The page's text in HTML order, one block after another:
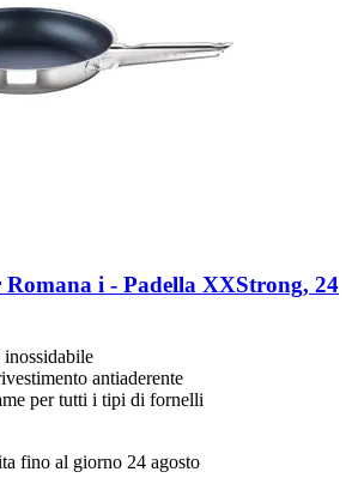
Romana i -​ Padella XXStrong, 24
antiaderente
per tutti i tipi di fornelli
fino al giorno 24 agosto